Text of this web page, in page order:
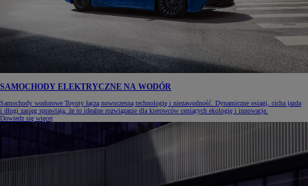
SAMOCHODY ELEKTRYCZNE NA WODÓR
Samochody wodorowe Toyoty łączą nowoczesną technologię i niezawodność. Dynamiczne osiągi, cicha jazda
i długi zasięg sprawiają, że to idealne rozwiązanie dla kierowców ceniących ekologię i innowacje.
Dowiedz się więcej